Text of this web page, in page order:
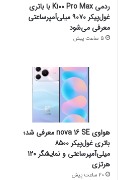
ردمی K100 Pro Max با باتری
غول‌پیکر ۹۰۷۰ میلی‌آمپرساعتی
معرفی می‌شود
5 ساعت پیش
هواوی nova 16 SE معرفی شد؛
باتری غول‌پیکر ۸۵۰۰
میلی‌آمپرساعتی و نمایشگر ۱۲۰
هرتزی
20 ساعت پیش